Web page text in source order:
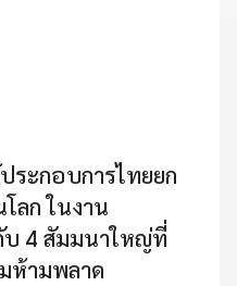
ระกอบการไทยยก
ลก ในงาน
บ 4 สัมมนาใหญ่ที่
ห้ามพลาด